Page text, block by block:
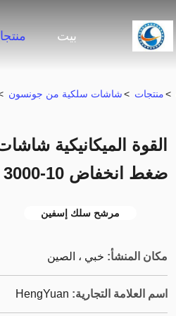
بيت
>منتجات >شاشات سلكية من جونسون
القوة الميكانيكية
ضغط انخفاض 10-3000 مم طول
مرشح سلك إسفين
مكان المنشأ: خبي ، الصين
اسم العلامة التجارية: HengYuan